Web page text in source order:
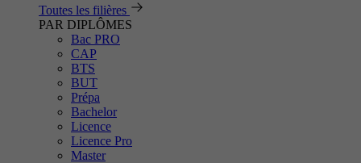
Toutes les filières
PAR DIPLÔMES
Bac PRO
CAP
BTS
BUT
Prépa
Bachelor
Licence
Licence Pro
Master